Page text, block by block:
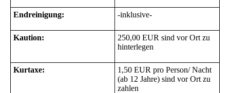
Endreinigung: -inklusive-
Kaution:
250,00 EUR sind vor Ort zu
hinterlegen
Kurtaxe:
1,50 EUR pro Person/ Nacht
(ab 12 Jahre) sind vor Ort zu
zahlen